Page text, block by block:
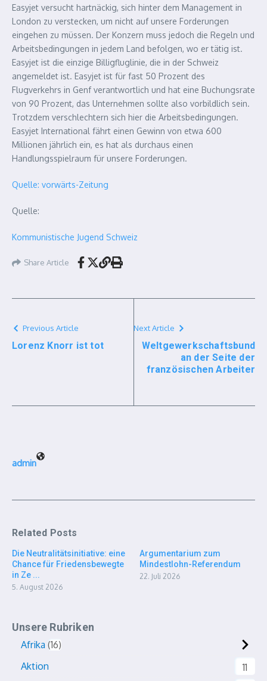
Easyjet versucht hartnäckig, sich hinter dem Management in
London zu verstecken, um nicht auf unsere Forderungen
eingehen zu müssen. Der Konzern muss jedoch die Regeln und
Arbeitsbedingungen in jedem Land befolgen, wo er tätig ist.
Easyjet ist die einzige Billigfluglinie, die in der Schweiz
angemeldet ist. Easyjet ist für fast 50 Prozent des
Flugverkehrs in Genf verantwortlich und hat eine Buchungsrate
von 90 Prozent, das Unternehmen sollte also vorbildlich sein.
Trotzdem verschlechtern sich hier die Arbeitsbedingungen.
Easyjet International fährt einen Gewinn von etwa 600
Millionen jährlich ein, es hat als durchaus einen
Handlungsspielraum für unsere Forderungen.
Quelle: vorwärts-Zeitung
Quelle:
Kommunistische Jugend Schweiz
Share Article
Previous Article
Lorenz Knorr ist tot
Next Article
Weltgewerkschaftsbund
an der Seite der
französischen Arbeiter
admin
Related Posts
Die Neutralitätsinitiative: eine
Chance für Friedensbewegte
in Ze ...
5. August 2026
Argumentarium zum
Mindestlohn-Referendum
22. Juli 2026
Unsere Rubriken
Afrika 16
Aktion
11